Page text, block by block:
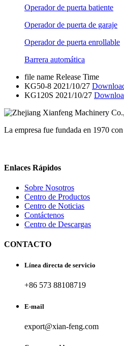
Operador de puerta batiente
Operador de puerta de garaje
Operador de puerta enrollable
Barrera automática
file name Release Time
KG50-8 2021/10/27
KG120S 2021/10/27
La empresa fue fundada en 1970
Enlaces Rápidos
Sobre Nosotros
Centro de Productos
Centro de Noticias
Contáctenos
Centro de Descargas
CONTACTO
Línea directa de servicio
+86 573 88108719
E-mail
export@xian-feng.com